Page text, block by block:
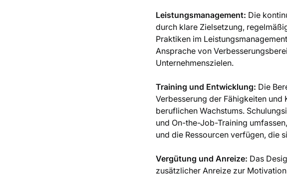
Leistungsmanagement: Die
durch klare Zielsetzung,
Praktiken im
Ansprache von
Unternehmenszielen.
Training und Entwicklung: Die
Verbesserung der Fähigkeiten
beruflichen Wachstums.
und On-the-Job-Training
und die Ressourcen verfügen, die
Vergütung und Anreize: Das
zusätzlicher Anreize zur